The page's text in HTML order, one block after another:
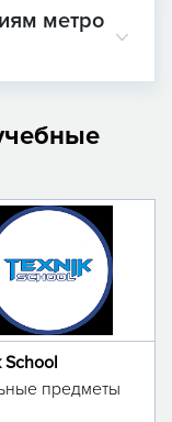
метро
School
предметы